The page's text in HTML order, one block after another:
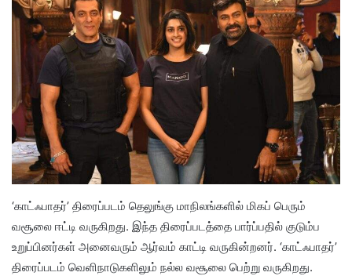
‘காட்ஃபாதர்’ திரைப்படம் தெலுங்கு மாநிலங்களில் மிகப் பெரும்
வசூலை ஈட்டி வருகிறது. இந்த திரைப்படத்தை பார்ப்பதில் குடும்ப
உறுப்பினர்கள் அனைவரும் ஆர்வம் காட்டி வருகின்றனர். ‘காட்ஃபாதர்’
திரைப்படம் வெளிநாடுகளிலும் நல்ல வசூலை பெற்று வருகிறது.